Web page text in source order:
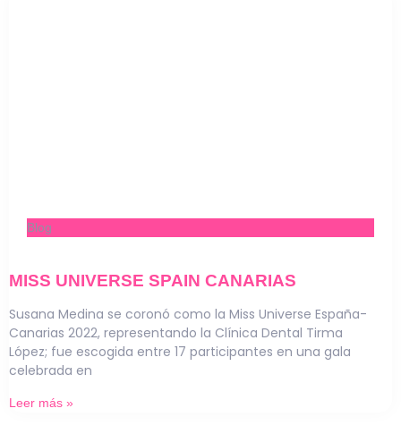
Blog
MISS UNIVERSE SPAIN CANARIAS
Susana Medina se coronó como la Miss Universe España-
Canarias 2022, representando la Clínica Dental Tirma
López; fue escogida entre 17 participantes en una gala
celebrada en
Leer más »